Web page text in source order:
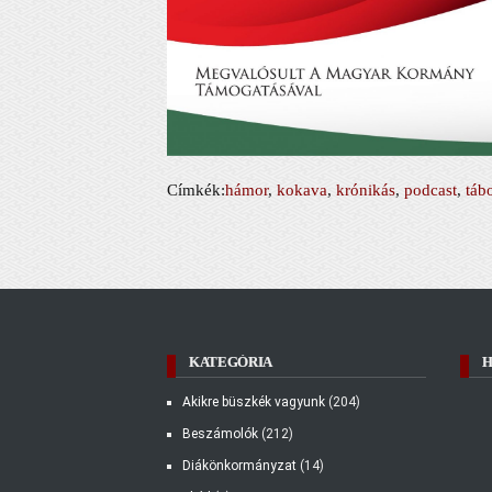
Címkék:hámor, kokava, krónikás, podcast,
KATEGÓRIA
Akikre büszkék vagyunk (204)
Beszámolók (212)
Diákönkormányzat (14)